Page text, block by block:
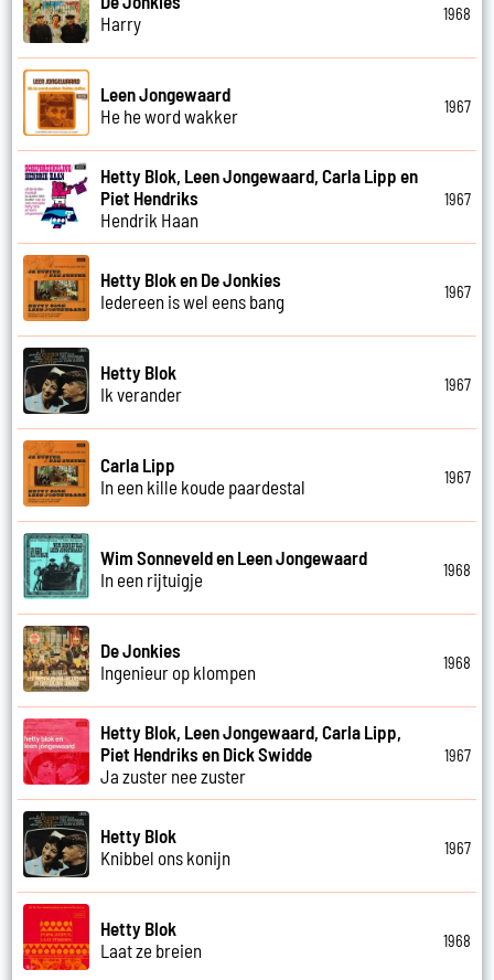
Harry
1968
Leen Jongewaard
He he word wakker
1967
Hetty Blok, Leen Jongewaard, Carla Lipp en
Piet Hendriks
Hendrik Haan
1967
Hetty Blok en De Jonkies
Iedereen is wel eens bang
1967
Hetty Blok
Ik verander
1967
Carla Lipp
In een kille koude paardestal
1967
Wim Sonneveld en Leen Jongewaard
In een rijtuigje
1968
De Jonkies
Ingenieur op klompen
1968
Hetty Blok, Leen Jongewaard, Carla Lipp,
Piet Hendriks en Dick Swidde
Ja zuster nee zuster
1967
Hetty Blok
Knibbel ons konijn
1967
Hetty Blok
Laat ze breien
1968